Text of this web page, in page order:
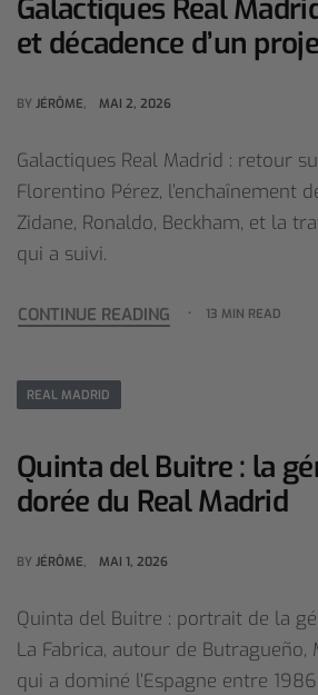
Galactiques Real
et décadence d’un
BY JÉRÔME MAI 2, 2026
Galactiques Real Madrid : retour
Florentino Pérez, l’enchaînement
Zidane, Ronaldo, Beckham, et la
qui a suivi.
CONTINUE READING 13 MIN READ
REAL MADRID
Quinta del Buitre : la
dorée du Real Madrid
BY JÉRÔME MAI 1, 2026
Quinta del Buitre : portrait de la
La Fabrica, autour de Butragueño,
qui a dominé l’Espagne entre